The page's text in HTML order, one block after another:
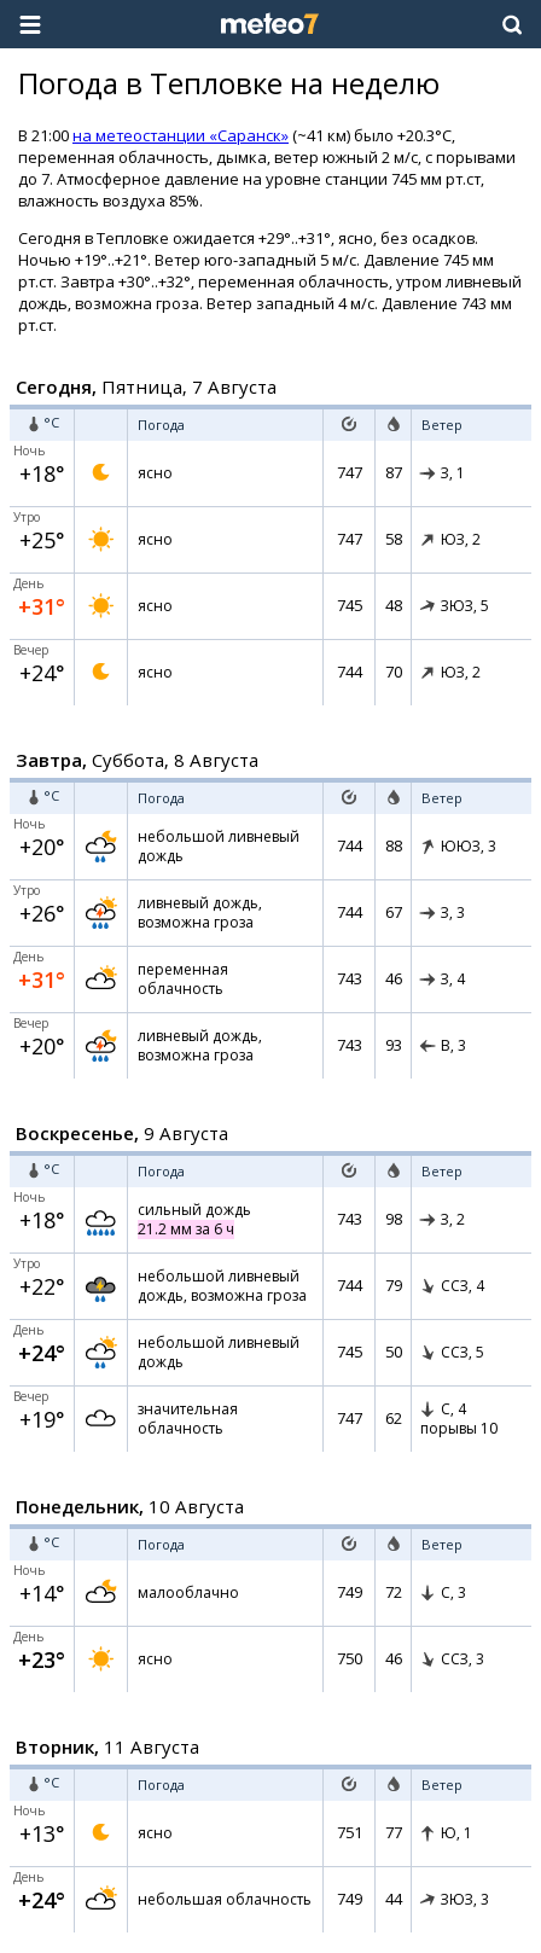
Погода в Тепловке на неделю
В 21:00на метеостанции «Саранск»(~41 км) было +20.3°C,
переменная облачность, дымка, ветер южный 2 м/с, с порывами
до 7. Атмосферное давление на уровне станции 745 мм рт.ст,
влажность воздуха 85%.
Сегодня в Тепловке ожидается +29°..+31°, ясно, без осадков.
Ночью +19°..+21°. Ветер юго-западный 5 м/с. Давление 745 мм
рт.ст. Завтра +30°..+32°, переменная облачность, утром ливневый
дождь, возможна гроза. Ветер западный 4 м/с. Давление 743 мм
рт.ст.
Сегодня, Пятница, 7 Августа
°C Погода Ветер
Ночь
+18° ясно 747 87 З, 1
Утро
+25° ясно 747 58 ЮЗ, 2
День
+31° ясно 745 48 ЗЮЗ, 5
Вечер
+24° ясно 744 70 ЮЗ, 2
Завтра, Суббота, 8 Августа
°C Погода Ветер
Ночь
+20°
небольшой ливневый
дождь
744 88 ЮЮЗ, 3
Утро
+26°
ливневый дождь,
возможна гроза
744 67 З, 3
День
+31°
переменная
облачность
743 46 З, 4
Вечер
+20°
ливневый дождь,
возможна гроза
743 93 В, 3
Воскресенье, 9 Августа
°C Погода Ветер
Ночь
+18°
сильный дождь
21.2 мм за 6 ч
743 98 З, 2
Утро
+22°
небольшой ливневый
дождь, возможна гроза
744 79 ССЗ, 4
День
+24°
небольшой ливневый
дождь
745 50 ССЗ, 5
Вечер
+19°
значительная
облачность
747 62 С, 4
порывы 10
Понедельник, 10 Августа
°C Погода Ветер
Ночь
+14° малооблачно 749 72 С, 3
День
+23° ясно 750 46 ССЗ, 3
Вторник, 11 Августа
°C Погода Ветер
Ночь
+13° ясно 751 77 Ю, 1
День
+24° небольшая облачность 749 44 ЗЮЗ, 3